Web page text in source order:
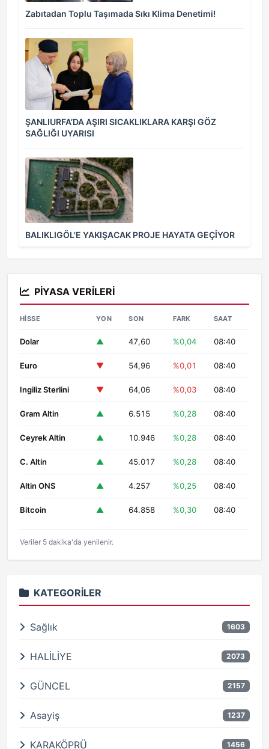
Zabıtadan Toplu Taşımada Sıkı Klima Denetimi!
ŞANLIURFA’DA AŞIRI SICAKLIKLARA KARŞI GÖZ
SAĞLIĞI UYARISI
BALIKLIGÖL'E YAKIŞACAK PROJE HAYATA GEÇİYOR
PIYASA VERILERI
HISSE YON SON FARK SAAT
Dolar ▲ 47,60 %0,04 08:40
Euro ▼ 54,96 %0,01 08:40
Ingiliz Sterlini ▼ 64,06 %0,03 08:40
Gram Altin ▲ 6.515 %0,28 08:40
Ceyrek Altin ▲ 10.946 %0,28 08:40
C. Altin ▲ 45.017 %0,28 08:40
Altin ONS ▲ 4.257 %0,25 08:40
Bitcoin ▲ 64.858 %0,30 08:40
Veriler 5 dakika'da yenilenir.
KATEGORILER
Sağlık 1603
HALİLİYE 2073
GÜNCEL 2157
Asayiş 1237
KARAKÖPRÜ 1456